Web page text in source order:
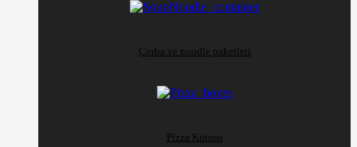
Çorba ve noodle paketleri
Pizza Kutusu